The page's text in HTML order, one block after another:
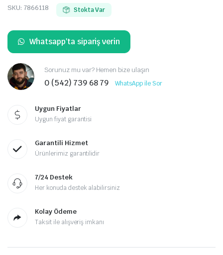
SKU: 7866118 Stokta Var
Whatsapp'ta sipariş verin
Sorunuz mu var? Hemen bize ulaşın
0 (542) 739 68 79 WhatsApp ile Sor
Uygun Fiyatlar
Uygun fiyat garantisi
Garantili Hizmet
Ürünlerimiz garantilidir
7/24 Destek
Her konuda destek alabilirsiniz
Kolay Ödeme
Taksit ile alışveriş imkanı